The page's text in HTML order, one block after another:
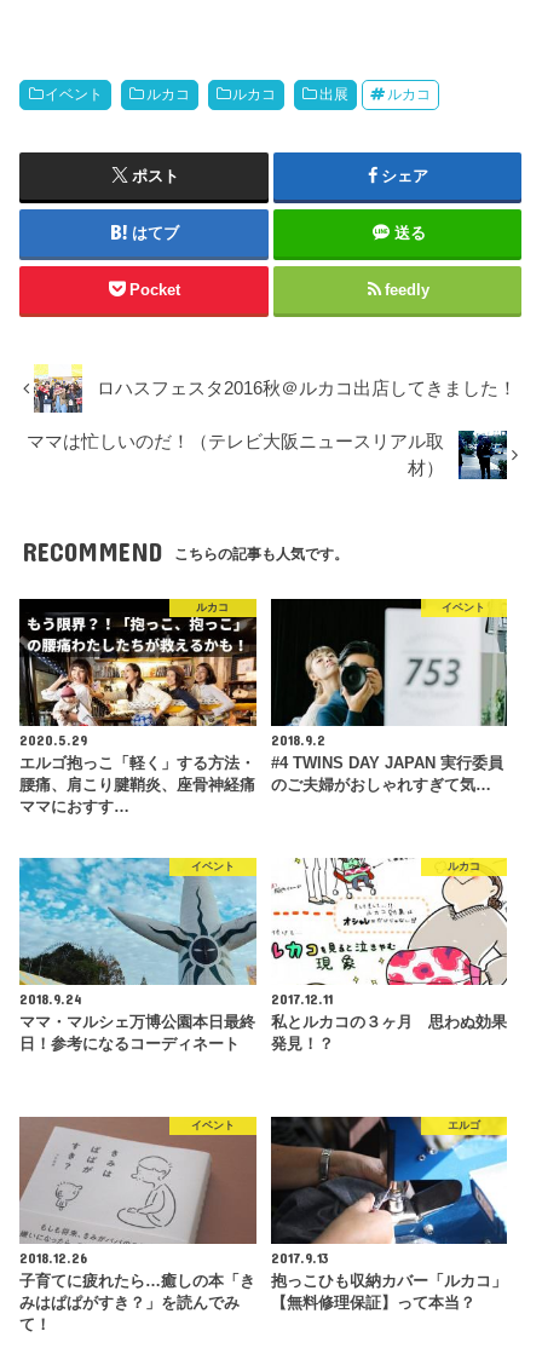
イベント ルカコ ルカコ 出展 ルカコ
ポスト シェア
はてブ 送る
Pocket feedly
ロハスフェスタ2016秋＠ルカコ出店してきました！
ママは忙しいのだ！（テレビ大阪ニュースリアル取
材）
RECOMMEND こちらの記事も人気です。
ルカコ
2020.5.29
エルゴ抱っこ「軽く」する方法・
腰痛、肩こり腱鞘炎、座骨神経痛
ママにおすす…
イベント
2018.9.2
#4 TWINS DAY JAPAN 実行委員
のご夫婦がおしゃれすぎて気…
イベント
2018.9.24
ママ・マルシェ万博公園本日最終
日！参考になるコーディネート
ルカコ
2017.12.11
私とルカコの３ヶ月 思わぬ効果
発見！？
イベント
2018.12.26
子育てに疲れたら…癒しの本「き
みはぱぱがすき？」を読んでみ
て！
エルゴ
2017.9.13
抱っこひも収納カバー「ルカコ」
【無料修理保証】って本当？